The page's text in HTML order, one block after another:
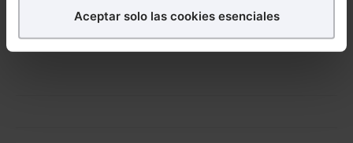
en la web sea óptima
Aceptar solo las cookies esenciales
Novedades
Sociales